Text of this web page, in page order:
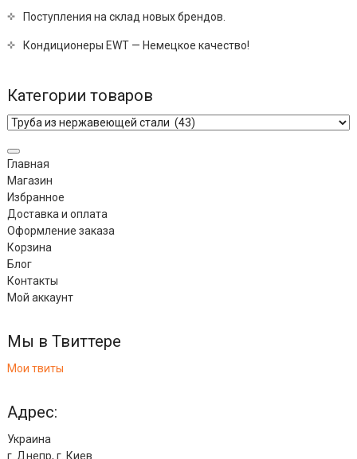
Поступления на склад новых брендов.
Кондиционеры EWT — Немецкое качество!
Категории товаров
Главная
Магазин
Избранное
Доставка и оплата
Оформление заказа
Корзина
Блог
Контакты
Мой аккаунт
Мы в Твиттере
Мои твиты
Адрес:
Украина
г. Днепр, г. Киев